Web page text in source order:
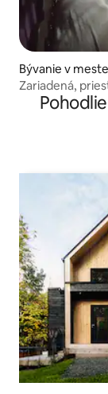
Bývanie v
Zariadená,